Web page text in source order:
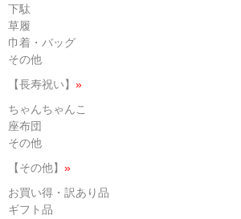
下駄
草履
巾着・バッグ
その他
【長寿祝い】 »
ちゃんちゃんこ
座布団
その他
【その他】 »
お買い得・訳あり品
ギフト品